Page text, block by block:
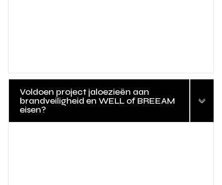
Voldoen project jaloezieën aan
brandveiligheid en WELL of BREEAM
eisen?